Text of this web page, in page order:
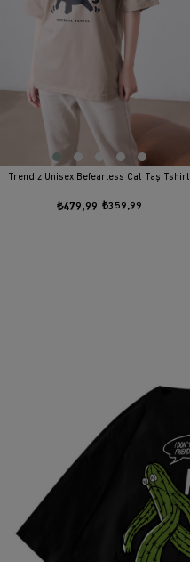
Trendiz Unisex Befearless Cat Taş Tshirt
₺359,99
₺479,99